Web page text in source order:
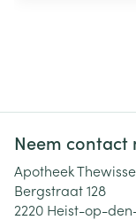
Neem contact
Apotheek
Bergstraat 128
2220 Heist-op-